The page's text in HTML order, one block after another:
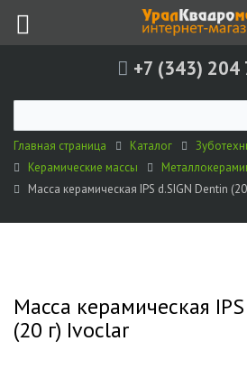
+7 (343) 204
Главная страница Каталог
Керамические массы
Масса керамическая IPS d.SIGN Dentin
Масса керамическая
(20 г) Ivoclar